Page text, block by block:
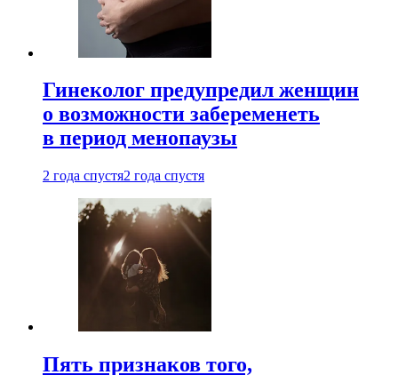
Гинеколог предупредил женщин
о возможности забеременеть
в период менопаузы
2 года спустя2 года спустя
Пять признаков того,